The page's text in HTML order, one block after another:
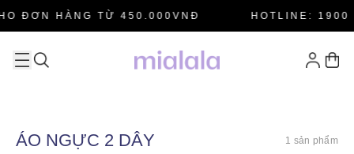
ĐƠN HÀNG TỪ 450.000VNĐ HOTLINE: 1900
ÁO NGỰC 2 DÂY 1 sản phẩm